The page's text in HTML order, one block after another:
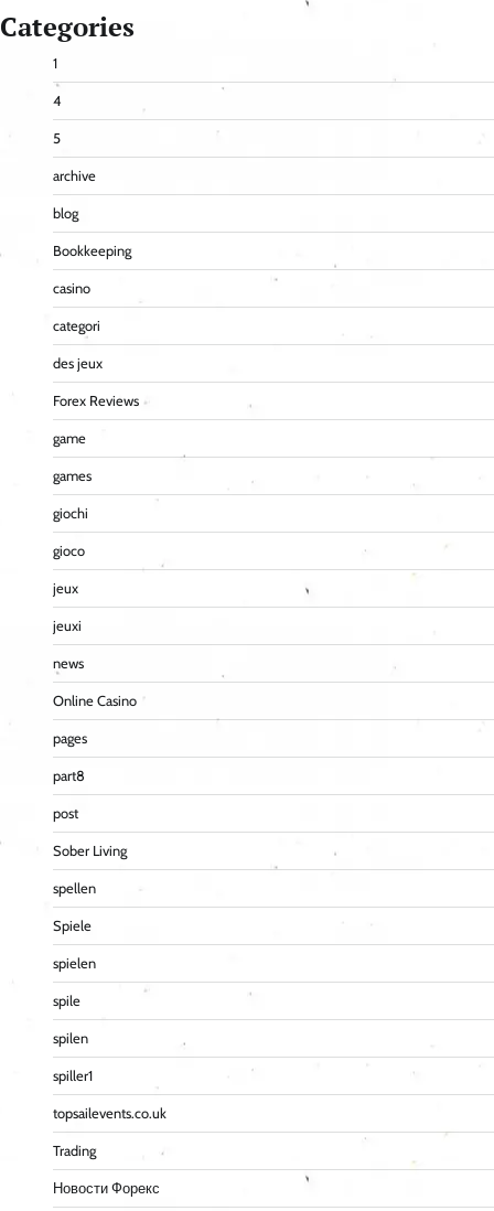
Categories
1
4
5
archive
blog
Bookkeeping
casino
categori
des jeux
Forex Reviews
game
games
giochi
gioco
jeux
jeuxi
news
Online Casino
pages
part8
post
Sober Living
spellen
Spiele
spielen
spile
spilen
spiller1
topsailevents.co.uk
Trading
Новости Форекс